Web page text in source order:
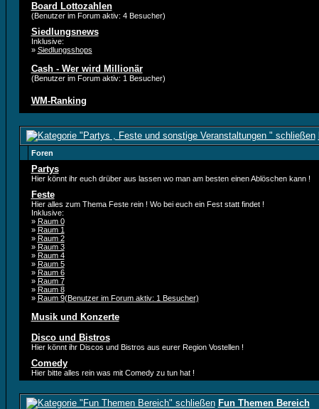
Board Lottozahlen
(Benutzer im Forum aktiv: 4 Besucher)
Siedlungsnews
Inklusive:
» Siedlungsshops
Cash - Wer wird Millionär
(Benutzer im Forum aktiv: 1 Besucher)
WM-Ranking
Foren
Partys
Hier könnt ihr euch drüber aus lassen wo man am besten einen Ablöschen kann !
Feste
Hier alles zum Thema Feste rein ! Wo bei euch ein Fest statt findet !
Inklusive:
» Raum 0
» Raum 1
» Raum 2
» Raum 3
» Raum 4
» Raum 5
» Raum 6
» Raum 7
» Raum 8
» Raum 9(Benutzer im Forum aktiv: 1 Besucher)
Musik und Konzerte
Disco und Bistros
Hier könnt ihr Discos und Bistros aus eurer Region Vostellen !
Comedy
Hier bitte alles rein was mit Comedy zu tun hat !
Fun Themen Bereich